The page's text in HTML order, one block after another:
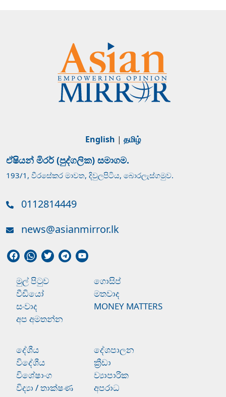
English | தமிழ்
ඒෂියන් මිරර් (පුද්ගලික) සමාගම.
193/1, වීරසේකර මාවත, දිවුලපිටිය, බොරලැස්ගමුව.
0112814449
news@asianmirror.lk
මුල් පිටුව
ගොසිප්
වීඩියෝ
මතවාද
සංවාද
MONEY MATTERS
අප අමතන්න
දේශීය
දේශපාලන
විදේශීය
ක්‍රීඩා
විශේෂාංග
ව්‍යාපාරික
විද්‍යා / තාක්ෂණ
අපරාධ